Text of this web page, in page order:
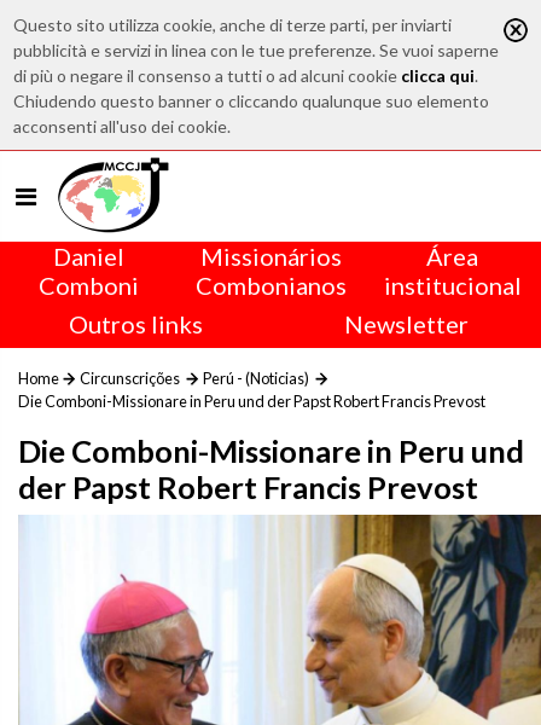
Questo sito utilizza cookie, anche di terze parti, per inviarti
pubblicità e servizi in linea con le tue preferenze. Se vuoi saperne
di più o negare il consenso a tutti o ad alcuni cookie clicca qui.
Chiudendo questo banner o cliccando qualunque suo elemento
acconsenti all'uso dei cookie.
Daniel
Comboni
Missionários
Combonianos
Área
institucional
Outros links
Newsletter
Home Circunscrições
Perú - (Noticias)
Die Comboni-Missionare in Peru und der Papst Robert Francis Prevost
Die Comboni-Missionare in Peru und
der Papst Robert Francis Prevost